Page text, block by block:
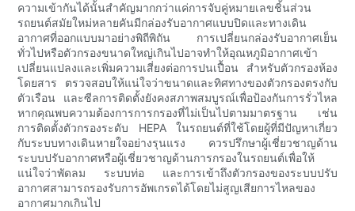
ความเข้ากันได้นั้นสำคัญมากกว่าแค่การจับคู่หมายเลขชิ้นส่วน
รถยนต์สมัยใหม่หลายคันมีกล่องรับอากาศแบบปิดและทางเดิน
อากาศที่ออกแบบมาอย่างพิถีพิถัน การเปลี่ยนกล่องรับอากาศเย็น
ทั่วไปหรือตัวกรองขนาดใหญ่เกินไปอาจทำให้อุณหภูมิอากาศเข้า
เปลี่ยนแปลงและเพิ่มความเสี่ยงต่อการปนเปื้อน สำหรับตัวกรองห้อง
โดยสาร ตรวจสอบให้แน่ใจว่าขนาดและทิศทางของตัวกรองตรงกับ
ตัวเรือน และซีลการติดตั้งยังคงสภาพสมบูรณ์เพื่อป้องกันการรั่วไหล
หากคุณพบความต้องการการกรองที่ไม่เป็นไปตามมาตรฐาน เช่น
การติดตั้งตัวกรองระดับ HEPA ในรถยนต์ที่ใช้โดยผู้ที่มีปัญหาเกี่ยว
กับระบบทางเดินหายใจอย่างรุนแรง ควรปรึกษาผู้เชี่ยวชาญด้าน
ระบบปรับอากาศหรือผู้เชี่ยวชาญด้านการกรองในรถยนต์เพื่อให้
แน่ใจว่าพัดลม ระบบท่อ และการเข้าถึงตัวกรองของระบบปรับ
อากาศสามารถรองรับการอัพเกรดได้โดยไม่สูญเสียการไหลของ
อากาศมากเกินไป